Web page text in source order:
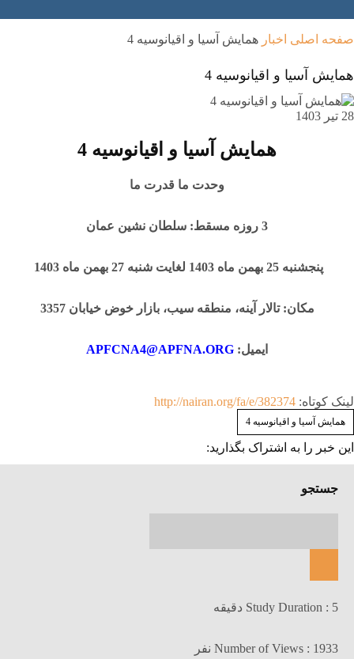
صفحه اصلی اخبار همايش آسیا و اقیانوسیه 4
همايش آسیا و اقیانوسیه 4
28 تیر 1403
همايش آسیا و اقیانوسیه 4
وحدت ما قدرت ما
3 روزه مسقط: سلطان نشین عمان
پنجشنبه 25 بهمن ماه 1403 لغایت شنبه 27 بهمن ماه 1403
مکان: تالار آینه، منطقه سیب، بازار خوض خیابان 3357
ایمیل: APFCNA4@APFNA.ORG
لینک کوتاه: http://nairan.org/fa/e/382374
همايش آسیا و اقیانوسیه 4
این خبر را به اشتراک بگذارید:
جستجو
Study Duration : 5 دقیقه
Number of Views : 1933 نفر